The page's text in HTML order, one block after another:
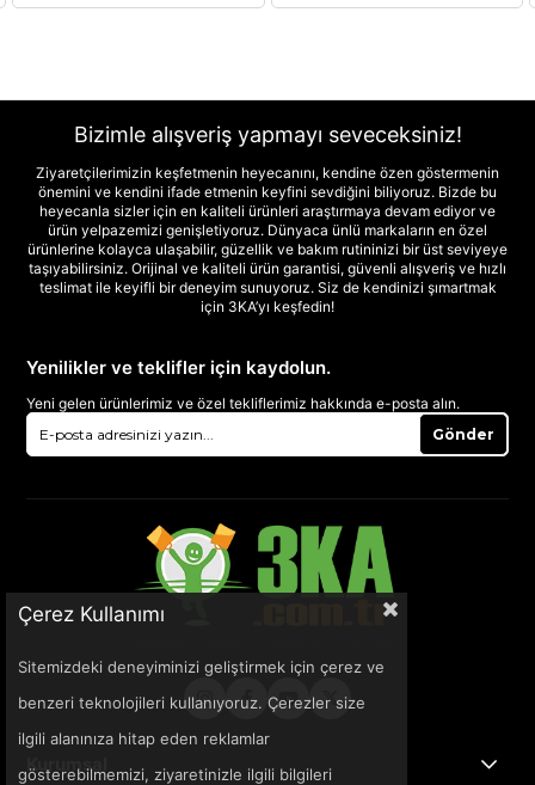
Bizimle alışveriş yapmayı seveceksiniz!
Ziyaretçilerimizin keşfetmenin heyecanını, kendine özen göstermenin
önemini ve kendini ifade etmenin keyfini sevdiğini biliyoruz. Bizde bu
heyecanla sizler için en kaliteli ürünleri araştırmaya devam ediyor ve
ürün yelpazemizi genişletiyoruz. Dünyaca ünlü markaların en özel
ürünlerine kolayca ulaşabilir, güzellik ve bakım rutininizi bir üst seviyeye
taşıyabilirsiniz. Orijinal ve kaliteli ürün garantisi, güvenli alışveriş ve hızlı
teslimat ile keyifli bir deneyim sunuyoruz. Siz de kendinizi şımartmak
için 3KA’yı keşfedin!
Yenilikler ve teklifler için kaydolun.
Yeni gelen ürünlerimiz ve özel tekliflerimiz hakkında e-posta alın.
Gönder
Kurumsal
Çerez Kullanımı
Sitemizdeki deneyiminizi geliştirmek için çerez ve
benzeri teknolojileri kullanıyoruz. Çerezler size
ilgili alanınıza hitap eden reklamlar
gösterebilmemizi, ziyaretinizle ilgili bilgileri